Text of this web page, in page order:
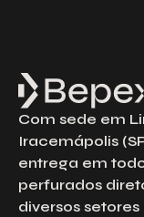
Com sede em
Iracemápolis
entrega em
perfurados
diversos
Preencha o
um
disposição
atender às
Nome